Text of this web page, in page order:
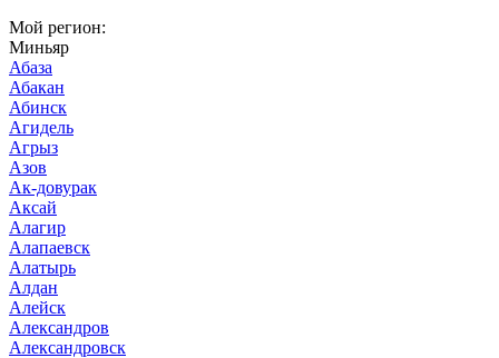
Мой регион:
Миньяр
Абаза
Абакан
Абинск
Агидель
Агрыз
Азов
Ак-довурак
Аксай
Алагир
Алапаевск
Алатырь
Алдан
Алейск
Александров
Александровск